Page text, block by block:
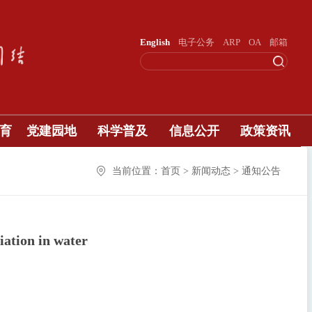
English 电子公务 ARP OA 邮箱
党建园地 科学普及 信息公开 政策资讯
当前位置：首页 > 新闻动态 > 通知公告
in water